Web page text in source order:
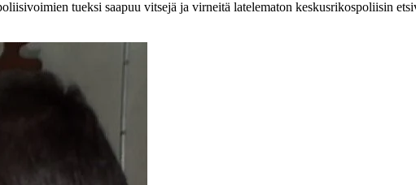
tueksi saapuu vitsejä ja virneitä latelematon keskusrikospoliisin